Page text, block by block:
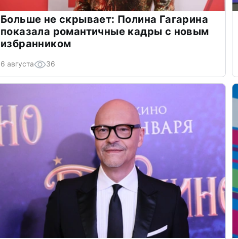
Больше не скрывает: Полина Гагарина
показала романтичные кадры с новым
избранником
6 августа 36